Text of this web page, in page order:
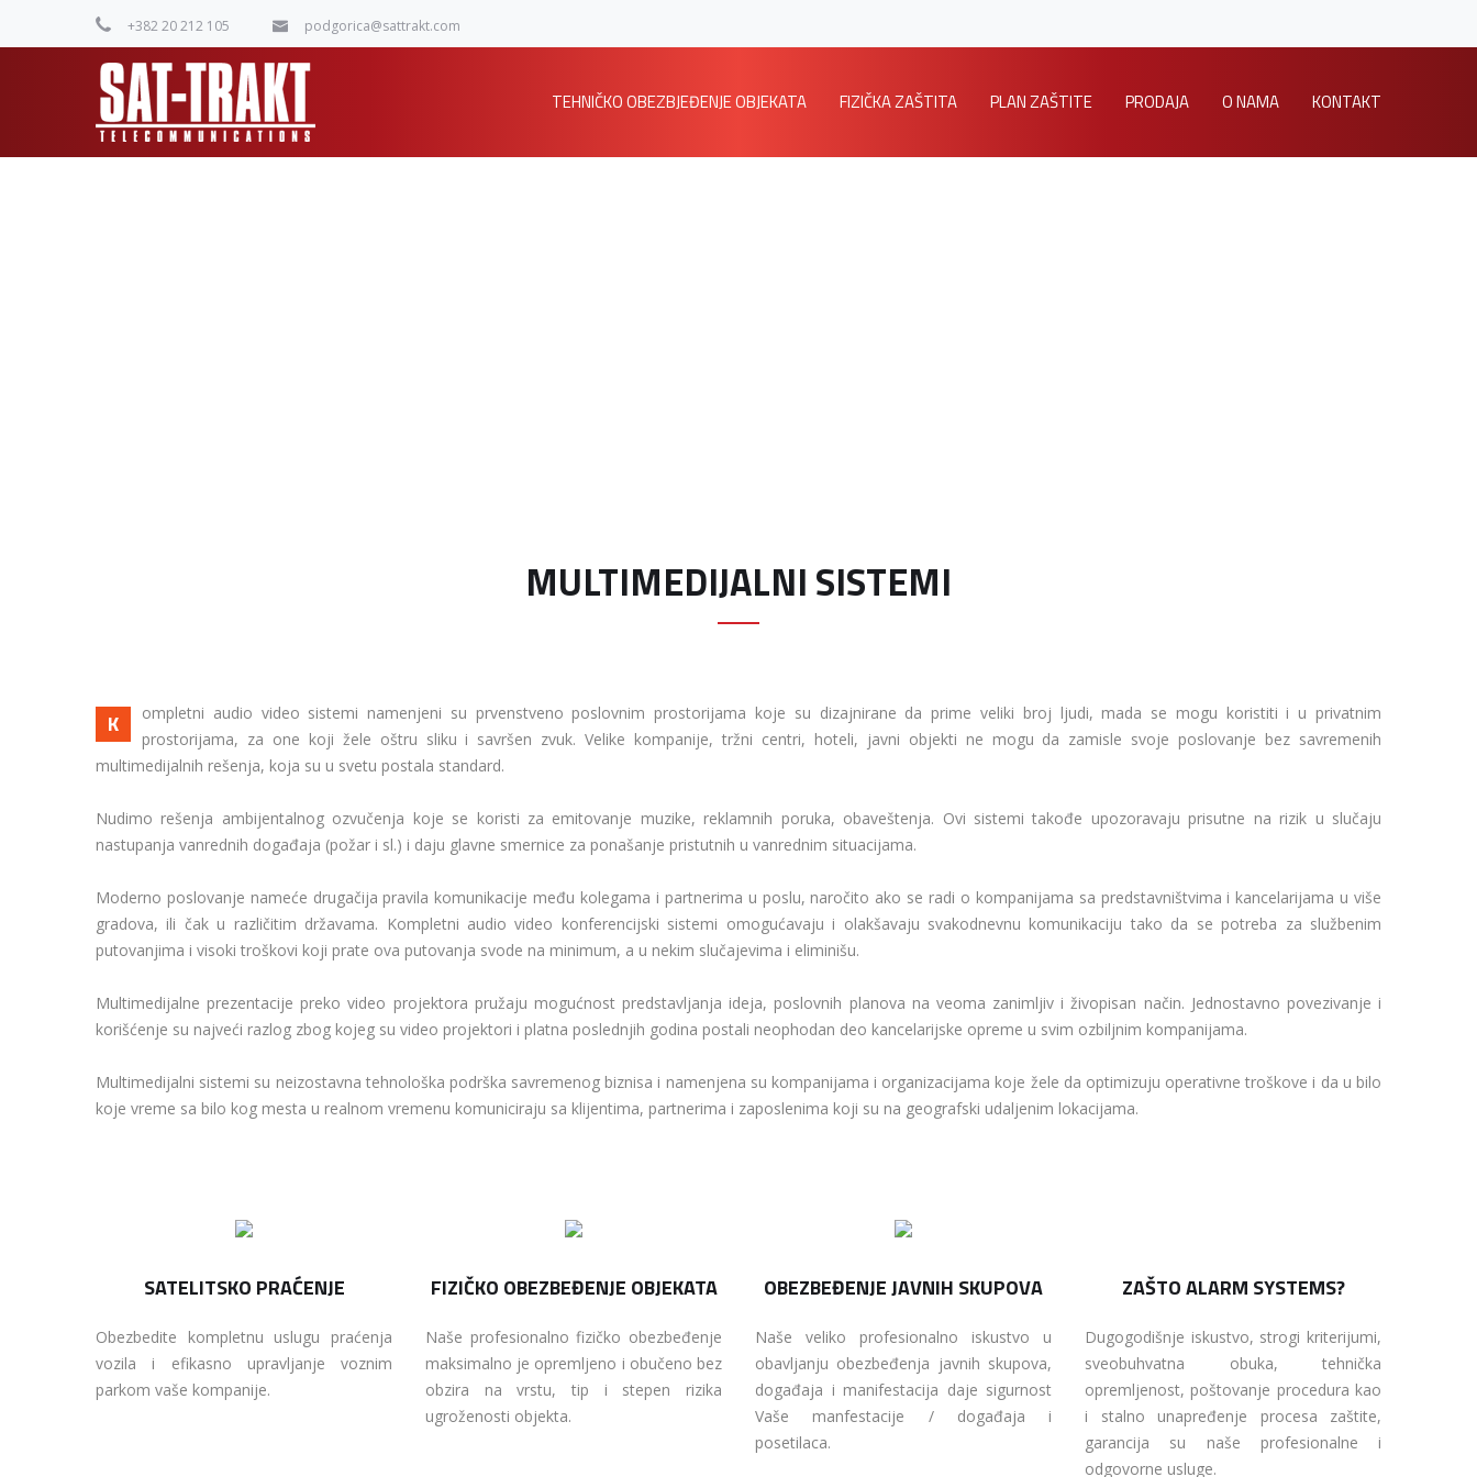
+382 20 212 105 podgorica@sattrakt.com
TEHNIČKO OBEZBJEĐENJE OBJEKATA FIZIČKA ZAŠTITA PLAN ZAŠTITE PRODAJA O NAMA KONTAKT
MULTIMEDIJALNI SISTEMI
K
ompletni audio video sistemi namenjeni su prvenstveno poslovnim prostorijama koje su dizajnirane da prime veliki broj ljudi, mada se mogu koristiti i u privatnim
prostorijama, za one koji žele oštru sliku i savršen zvuk. Velike kompanije, tržni centri, hoteli, javni objekti ne mogu da zamisle svoje poslovanje bez savremenih
multimedijalnih rešenja, koja su u svetu postala standard.
Nudimo rešenja ambijentalnog ozvučenja koje se koristi za emitovanje muzike, reklamnih poruka, obaveštenja. Ovi sistemi takođe upozoravaju prisutne na rizik u slučaju
nastupanja vanrednih događaja (požar i sl.) i daju glavne smernice za ponašanje pristutnih u vanrednim situacijama.
Moderno poslovanje nameće drugačija pravila komunikacije među kolegama i partnerima u poslu, naročito ako se radi o kompanijama sa predstavništvima i kancelarijama u više
gradova, ili čak u različitim državama. Kompletni audio video konferencijski sistemi omogućavaju i olakšavaju svakodnevnu komunikaciju tako da se potreba za službenim
putovanjima i visoki troškovi koji prate ova putovanja svode na minimum, a u nekim slučajevima i eliminišu.
Multimedijalne prezentacije preko video projektora pružaju mogućnost predstavljanja ideja, poslovnih planova na veoma zanimljiv i živopisan način. Jednostavno povezivanje i
korišćenje su najveći razlog zbog kojeg su video projektori i platna poslednjih godina postali neophodan deo kancelarijske opreme u svim ozbiljnim kompanijama.
Multimedijalni sistemi su neizostavna tehnološka podrška savremenog biznisa i namenjena su kompanijama i organizacijama koje žele da optimizuju operativne troškove i da u bilo
koje vreme sa bilo kog mesta u realnom vremenu komuniciraju sa klijentima, partnerima i zaposlenima koji su na geografski udaljenim lokacijama.
SATELITSKO PRAĆENJE
Obezbedite kompletnu uslugu praćenja
vozila i efikasno upravljanje voznim
parkom vaše kompanije.
FIZIČKO OBEZBEĐENJE OBJEKATA
Naše profesionalno fizičko obezbeđenje
maksimalno je opremljeno i obučeno bez
obzira na vrstu, tip i stepen rizika
ugroženosti objekta.
OBEZBEĐENJE JAVNIH SKUPOVA
Naše veliko profesionalno iskustvo u
obavljanju obezbeđenja javnih skupova,
događaja i manifestacija daje sigurnost
Vaše manfestacije / događaja i
posetilaca.
ZAŠTO ALARM SYSTEMS?
Dugogodišnje iskustvo, strogi kriterijumi,
sveobuhvatna obuka, tehnička
opremljenost, poštovanje procedura kao
i stalno unapređenje procesa zaštite,
garancija su naše profesionalne i
odgovorne usluge.